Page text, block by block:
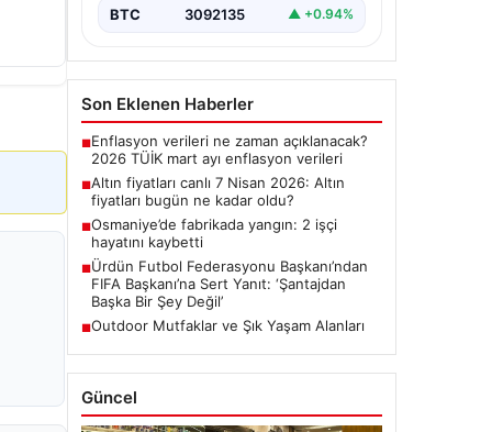
BTC 3092135 ▲ +0.94%
Son Eklenen Haberler
■Enflasyon verileri ne zaman açıklanacak?
2026 TÜİK mart ayı enflasyon verileri
■Altın fiyatları canlı 7 Nisan 2026: Altın
fiyatları bugün ne kadar oldu?
■Osmaniye’de fabrikada yangın: 2 işçi
hayatını kaybetti
■Ürdün Futbol Federasyonu Başkanı’ndan
FIFA Başkanı’na Sert Yanıt: ‘Şantajdan
Başka Bir Şey Değil’
■Outdoor Mutfaklar ve Şık Yaşam Alanları
Güncel